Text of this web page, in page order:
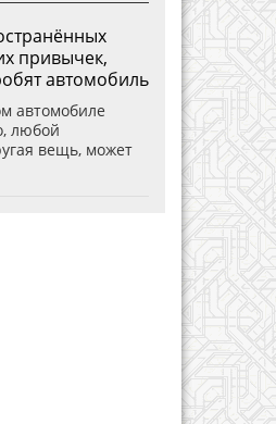
привычек,
автомобиль
автомобиле
любой
вещь, может